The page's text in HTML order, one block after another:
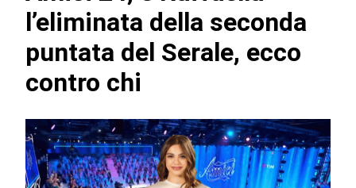
l’eliminata della seconda
puntata del Serale, ecco
contro chi